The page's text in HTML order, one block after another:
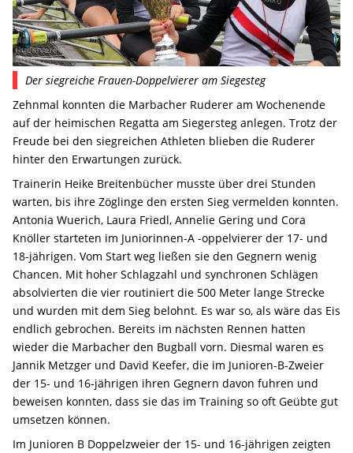
Der siegreiche Frauen-Doppelvierer am Siegesteg
Zehnmal konnten die Marbacher Ruderer am Wochenende
auf der heimischen Regatta am Siegersteg anlegen. Trotz der
Freude bei den siegreichen Athleten blieben die Ruderer
hinter den Erwartungen zurück.
Trainerin Heike Breitenbücher musste über drei Stunden
warten, bis ihre Zöglinge den ersten Sieg vermelden konnten.
Antonia Wuerich, Laura Friedl, Annelie Gering und Cora
Knöller starteten im Juniorinnen-A -oppelvierer der 17- und
18-jährigen. Vom Start weg ließen sie den Gegnern wenig
Chancen. Mit hoher Schlagzahl und synchronen Schlägen
absolvierten die vier routiniert die 500 Meter lange Strecke
und wurden mit dem Sieg belohnt. Es war so, als wäre das Eis
endlich gebrochen. Bereits im nächsten Rennen hatten
wieder die Marbacher den Bugball vorn. Diesmal waren es
Jannik Metzger und David Keefer, die im Junioren-B-Zweier
der 15- und 16-jährigen ihren Gegnern davon fuhren und
beweisen konnten, dass sie das im Training so oft Geübte gut
umsetzen können.
Im Junioren B Doppelzweier der 15- und 16-jährigen zeigten